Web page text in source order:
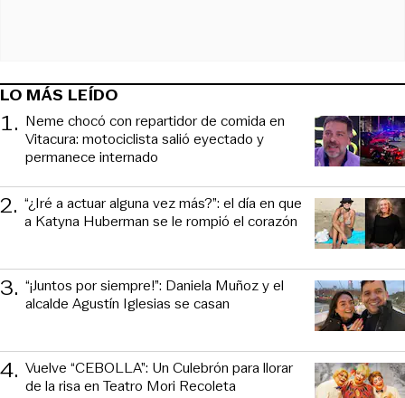
LO MÁS LEÍDO
1. Neme chocó con repartidor de comida en
Vitacura: motociclista salió eyectado y
permanece internado
2. “¿Iré a actuar alguna vez más?”: el día en que
a Katyna Huberman se le rompió el corazón
3. “¡Juntos por siempre!”: Daniela Muñoz y el
alcalde Agustín Iglesias se casan
4. Vuelve “CEBOLLA”: Un Culebrón para llorar
de la risa en Teatro Mori Recoleta